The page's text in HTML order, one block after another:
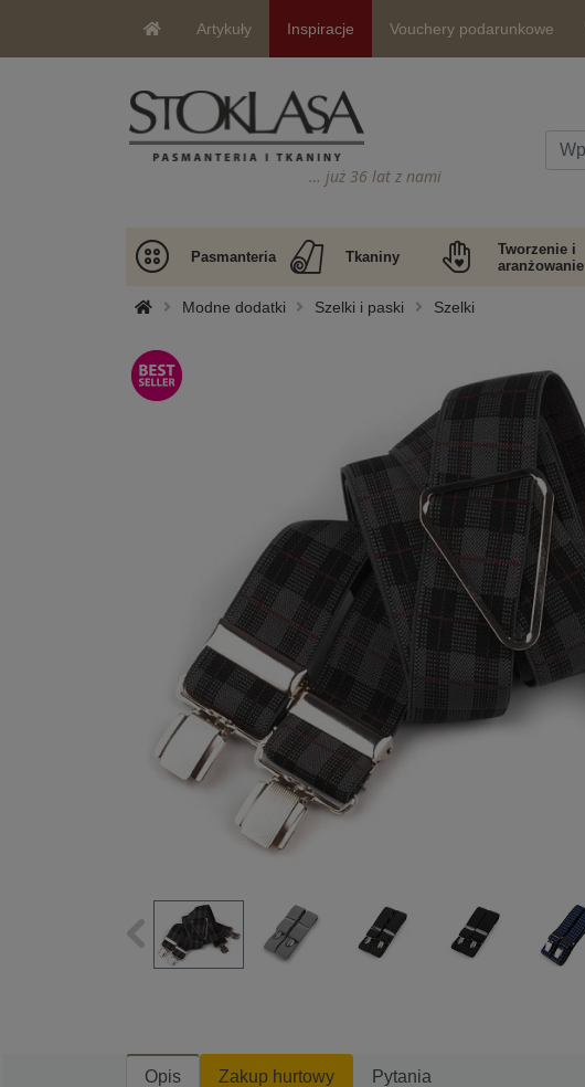
Artykuły Inspiracje Vouchery podarunkowe
… już 36 lat z nami
Pasmanteria Tkaniny
Tworzenie i
aranżowanie
Modne dodatki Szelki i paski Szelki
Opis Zakup hurtowy Pytania